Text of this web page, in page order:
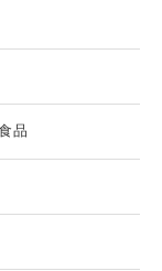
品